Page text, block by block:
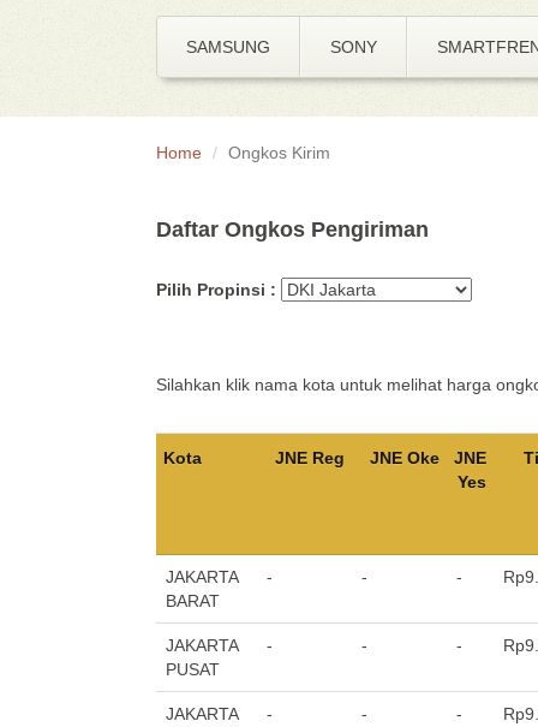
SAMSUNG SONY
Home Ongkos Kirim
Daftar Ongkos Pengiriman
Pilih Propinsi :
Silahkan klik nama kota untuk melihat harga
Kota JNE Reg JNE Oke
JNE
Yes
JAKARTA
BARAT
- - -
JAKARTA
PUSAT
- - -
JAKARTA
- - -